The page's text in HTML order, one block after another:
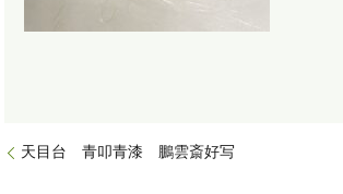
天目台 青叩青漆 鵬雲斎好写